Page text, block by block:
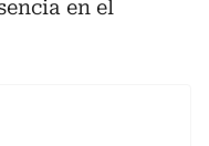
en el